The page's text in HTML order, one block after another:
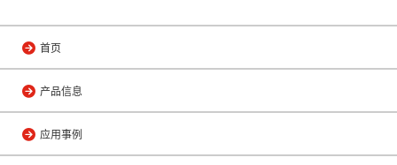
首页
产品信息
应用事例